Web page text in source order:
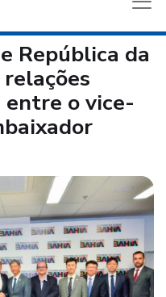
República da
o vice-